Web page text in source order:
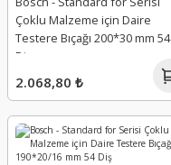
Çoklu Malzeme için Daire
Testere Bıçağı 200*30 mm 54
Diş
2.068,80 ₺